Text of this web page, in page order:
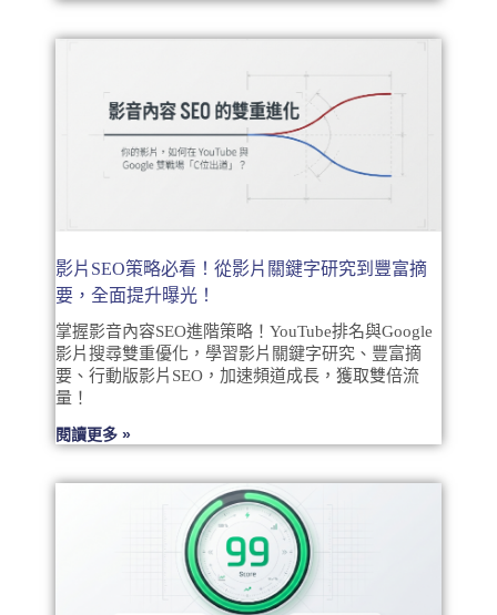
影片SEO策略必看！從影片關鍵字研究到豐富摘
要，全面提升曝光！
掌握影音內容SEO進階策略！YouTube排名與Google
影片搜尋雙重優化，學習影片關鍵字研究、豐富摘
要、行動版影片SEO，加速頻道成長，獲取雙倍流
量！
閱讀更多 »